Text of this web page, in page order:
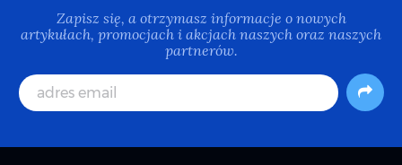
Zapisz się, a otrzymasz informacje o nowych
artykułach, promocjach i akcjach naszych oraz naszych
partnerów.